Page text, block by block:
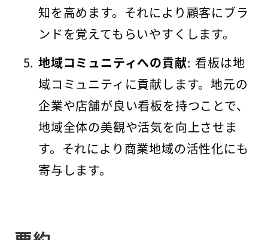
知を高めます。それにより顧客にブラ
ンドを覚えてもらいやすくします。
地域コミュニティへの貢献: 看板は地
域コミュニティに貢献します。地元の
企業や店舗が良い看板を持つことで、
地域全体の美観や活気を向上させま
す。それにより商業地域の活性化にも
寄与します。